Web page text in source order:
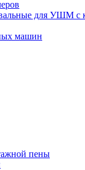
для УШМ с
машин
пены